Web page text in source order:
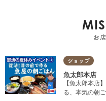
お
ショップ
魚太郎本店
【魚太郎本店
る、本気の朝